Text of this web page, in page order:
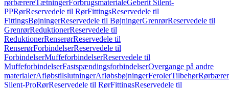
rørbærereTætningerForbrugsmaterialeGeberit Silent-
PPRørReservedele til RørFittingsReservedele til
FittingsBøjningerReservedele til BøjningerGrenrørReservedele til
GrenrørReduktionerReservedele til
ReduktionerRenserørReservedele til
RenserørForbindelserReservedele til
ForbindelserMuffeforbindelserReservedele til
MuffeforbindelserFastspændingsforbindelserOvergange på andre
materialerAfløbstilslutningerAfløbsbøjningerFerolerTilbehør
Silent-ProRørReservedele til RørFittingsReservedele til